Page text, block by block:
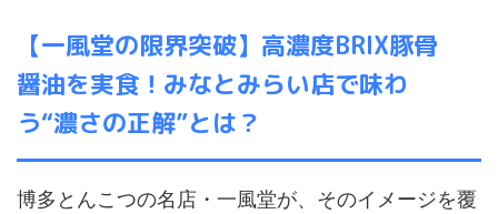
【一風堂の限界突破】高濃度BRIX豚骨
醤油を実食！みなとみらい店で味わ
う“濃さの正解”とは？
博多とんこつの名店・一風堂が、そのイメージを覆